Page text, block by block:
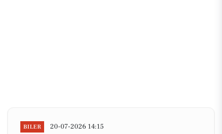
BILER 20-07-2026 14:15